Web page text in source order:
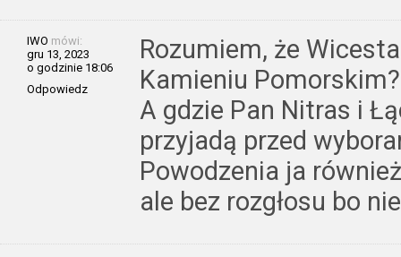
IWO mówi:
gru 13, 2023
o godzinie 18:06
Odpowiedz
Rozumiem, że
Kamieniu Pomorskim?
A gdzie Pan Nitras i
przyjadą przed
Powodzenia ja
ale bez rozgłosu bo